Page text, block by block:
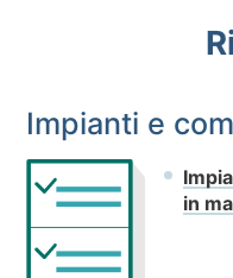
Impianti e
in